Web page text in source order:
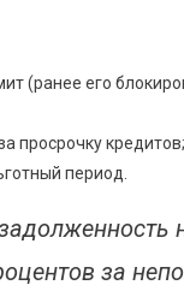
(ранее его
просрочку кредитов;
период.
за